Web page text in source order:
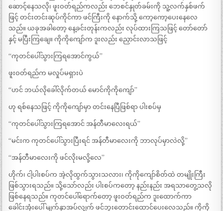
ဆောင့်နေသလို၊ ဖူးဝတ်ရည်ကလည်း ဘေစင်နှုတ်ခမ်းကို သူ့လက်နှစ်ဖက်
ဖြင့် တင်းတင်းဆုပ်ကိုင်ကာ ဖင်ကြီးကို နောက်သို့ ကော့ကော့ပေးနေလေ
သည်။ ယခုအခါတော့ နေ့ခင်းတုန်းကလည်း လုပ်ထားကြသဖြင့် တော်တော်
နှင့် မပြီးကြချေ။ ကိုကိုကျော်က ဒူးလည်း ညှောင်းလာသဖြင့်
“ကုတင်ပေါ်သွားကြရအောင်ကွယ်”
ဖူးဝတ်ရည်က မလှုပ်မရှားပဲ
“ဟင် ဘယ်လိုခေါ်လိုက်တယ် မောင်ကိုကိုကျော်”
ဟု ရစ်နေသဖြင့် ကိုကိုကျော်မှာ တင်းနေပြီဖြစ်ရာ ပါးစပ်မှ
“ကုတင်ပေါ်သွားကြရအောင် အန်တီမာလေးရယ်”
“မင်းက ကုတင်ပေါ်သွားပြီးရင် အန်တီမာလေးကို ဘာလုပ်မှာလဲလို့”
“အန်တီမာလေးကို ဖင်လိုးမလို့လေ”
ဟိုက်၊ ငါ့ပါးစပ်က အဲ့လိုထွက်သွားသလား၊ ကိုကိုကျော်စိတ်ထဲ တမျိုးကြီး
ဖြစ်သွားရသည်။ သို့သော်လည်း ပါးစပ်ကတော့ နည်းနည်း အရသာတွေ့သလို
ဖြစ်နေရသည်။ ကုတင်ပေါ်ရောက်တော့ ဖူးဝတ်ရည်က ဒူးထောက်ကာ
ခေါင်းအုံးပေါ် မျက်နှာအပ်လျှက် ဖင်ဘူးတောင်းထောင်ပေးလေသည်။ ကိုကို